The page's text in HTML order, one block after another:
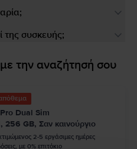
της συσκευής;
την αναζήτησή σου
Dual Sim
256 GB, Σαν καινούργιο
2-5 εργάσιμες ημέρες
με 0% επιτόκιο